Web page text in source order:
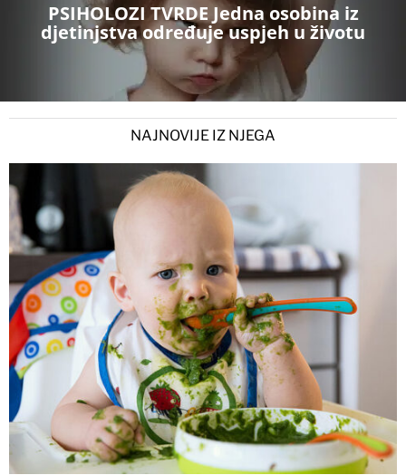
PSIHOLOZI TVRDE Jedna osobina iz
djetinjstva određuje uspjeh u životu
NAJNOVIJE IZ NJEGA